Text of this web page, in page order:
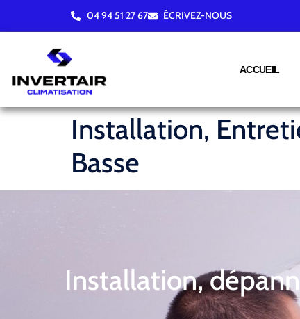
04 94 51 27 67 ÉCRIVEZ-NOUS
ACCUEIL
Installation,
Basse
Installation,